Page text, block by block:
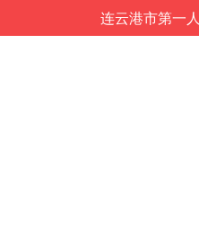
连云港市第一